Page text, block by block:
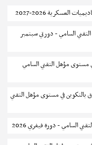
2026
2026-2027
العسكرية 2026-2027
السامي - دورتي سبتمبر
في مستوى مؤهل التقني السامي
بالتكوين في مستوى مؤهل التقني
السامي - دورة فيفري 2026